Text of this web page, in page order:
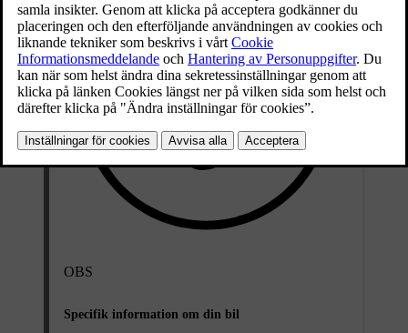
OBS
Specifik information om din bil